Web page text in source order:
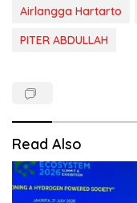
Airlangga Hartarto
PITER ABDULLAH
Read Also